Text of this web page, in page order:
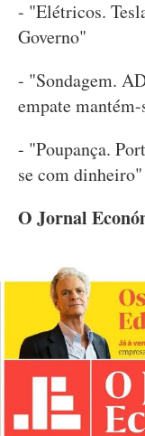
- "Elétricos.
Governo"
- "Sondagem.
empate mantém-
- "Poupança.
se com dinheiro"
O Jornal